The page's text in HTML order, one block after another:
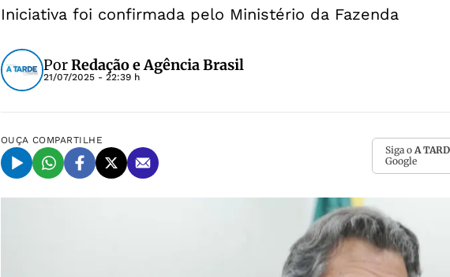
Iniciativa foi confirmada pelo Ministério da Fazenda
PorRedação e Agência Brasil
21/07/2025 - 22:39 h
OUÇA COMPARTILHE
Siga o A
Google